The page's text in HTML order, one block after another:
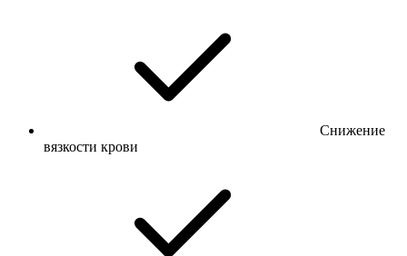
Снижение
вязкости крови